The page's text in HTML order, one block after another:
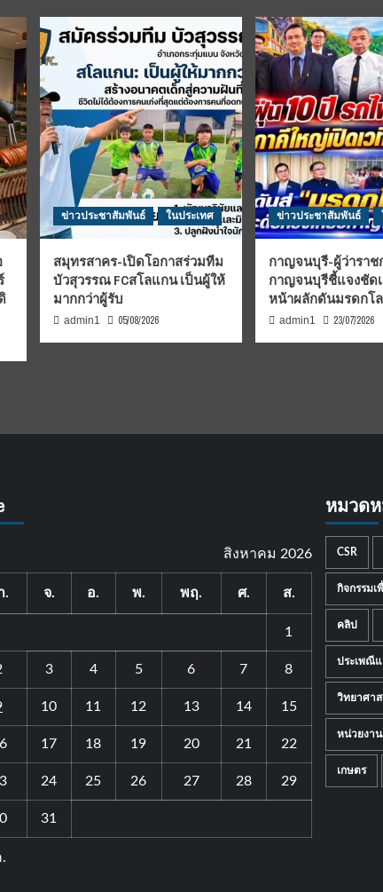
ข่าวประชาสัมพันธ์ ในประเทศ
สมุทรสาคร-เปิดโอกาสร่วมทีม
บัวสุวรรณ FCสโลแกน เป็นผู้ให้
มากกว่าผู้รับ
admin1 05/08/2026
ข่าวประชาสัมพันธ์
กาญจนบุรี-ผู้ว่าราช
กาญจนบุรีชี้แจงชัด
หน้าผลักดันมรดกโ
admin1 23/07/2026
สิงหาคม 2026
. จ. อ. พ. พฤ. ศ. ส.
1
3 4 5 6 7 8
10 11 12 13 14 15
17 18 19 20 21 22
24 25 26 27 28 29
31
หมวด
CSR
กิจกรรมเ
คลิป
ประเพณี
วิทยาศาส
หน่วยงา
เกษตร